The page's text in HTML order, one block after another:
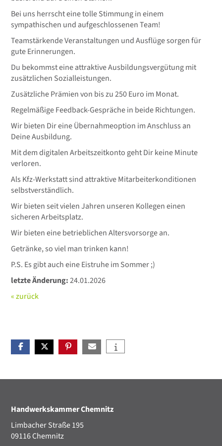
Bei uns herrscht eine tolle Stimmung in einem
sympathischen und aufgeschlossenen Team!
Teamstärkende Veranstaltungen und Ausflüge sorgen für
gute Erinnerungen.
Du bekommst eine attraktive Ausbildungsvergütung mit
zusätzlichen Sozialleistungen.
Zusätzliche Prämien von bis zu 250 Euro im Monat.
Regelmäßige Feedback-Gespräche in beide Richtungen.
Wir bieten Dir eine Übernahmeoption im Anschluss an
Deine Ausbildung.
Mit dem digitalen Arbeitszeitkonto geht Dir keine Minute
verloren.
Als Kfz-Werkstatt sind attraktive Mitarbeiterkonditionen
selbstverständlich.
Wir bieten seit vielen Jahren unseren Kollegen einen
sicheren Arbeitsplatz.
Wir bieten eine betrieblichen Altersvorsorge an.
Getränke, so viel man trinken kann!
P.S. Es gibt auch eine Eistruhe im Sommer ;)
letzte Änderung:24.01.2026
« zurück
Handwerkskammer Chemnitz
Limbacher Straße 195
09116 Chemnitz